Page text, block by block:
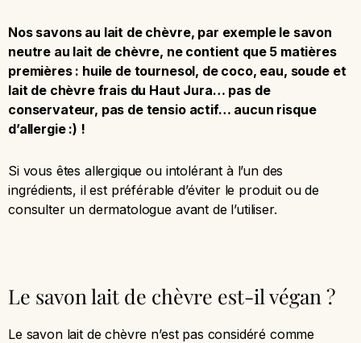
Nos savons au lait de chèvre, par exemple le savon
neutre au lait de chèvre, ne contient que 5 matières
premières : huile de tournesol, de coco, eau, soude et
lait de chèvre frais du Haut Jura… pas de
conservateur, pas de tensio actif… aucun risque
d’allergie :) !
Si vous êtes allergique ou intolérant à l’un des
ingrédients, il est préférable d’éviter le produit ou de
consulter un dermatologue avant de l’utiliser.
Le savon lait de chèvre est-il végan ?
Le savon lait de chèvre n’est pas considéré comme